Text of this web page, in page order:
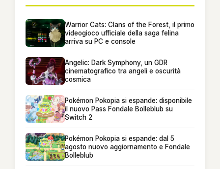
Warrior Cats: Clans of the Forest, il primo
videogioco ufficiale della saga felina
arriva su PC e console
Angelic: Dark Symphony, un GDR
cinematografico tra angeli e oscurità
cosmica
Pokémon Pokopia si espande: disponibile
il nuovo Pass Fondale Bolleblub su
Switch 2
Pokémon Pokopia si espande: dal 5
agosto nuovo aggiornamento e Fondale
Bolleblub